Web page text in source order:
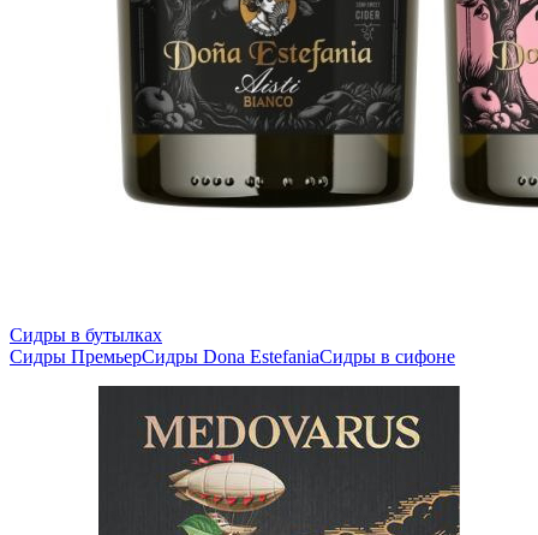
Сидры в бутылках
Сидры ПремьерСидры Dona EstefaniaСидры в сифоне